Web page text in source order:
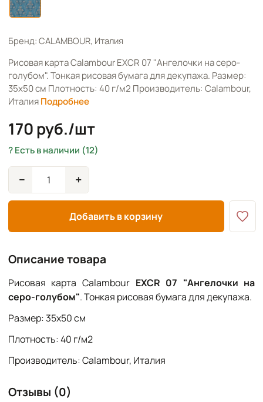
Бренд: CALAMBOUR, Италия
Рисовая карта Calambour EXCR 07 "Ангелочки на серо-
голубом". Тонкая рисовая бумага для декупажа. Размер:
35х50 см Плотность: 40 г/м2 Производитель: Calambour,
ИталияПодробнее
170 руб./шт
Есть в наличии (12)
− +
Добавить в корзину
Описание товара
Рисовая карта Calambour EXCR 07 "Ангелочки на
серо-голубом". Тонкая рисовая бумага для декупажа.
Размер: 35х50 см
Плотность: 40 г/м2
Производитель: Calambour, Италия
Отзывы (0)